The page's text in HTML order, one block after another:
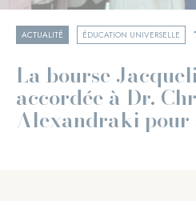
ACTUALITÉ ÉDUCATION UNIVERSELLE
La bourse
accordée à Dr.
Alexandraki pour